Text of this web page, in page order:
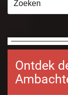
Ontdek